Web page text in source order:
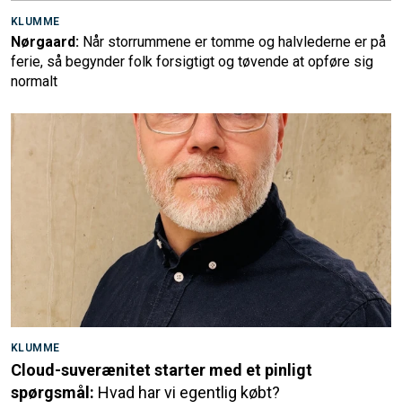
KLUMME
Nørgaard: Når storrummene er tomme og halvlederne er på
ferie, så begynder folk forsigtigt og tøvende at opføre sig
normalt
KLUMME
Cloud-suverænitet starter med et pinligt
spørgsmål: Hvad har vi egentlig købt?